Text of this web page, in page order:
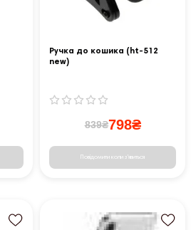
Ручка до кошика (ht-512
new)
839₴798₴
Повідомити коли з'явиться